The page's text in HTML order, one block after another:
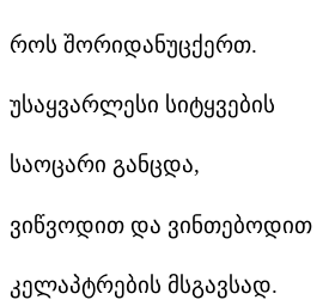
როს შორიდანუცქერთ.
უსაყვარლესი სიტყვების
საოცარი განცდა,
ვიწვოდით და ვინთებოდით
კელაპტრების მსგავსად.